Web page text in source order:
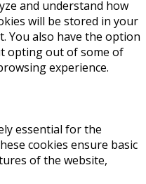
and understand how
will be stored in your
You also have the option
opting out of some of
experience.
essential for the
cookies ensure basic
of the website,